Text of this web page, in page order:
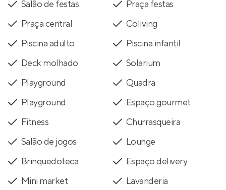
Salão de festas
Praça festas
Praça central
Coliving
Piscina adulto
Piscina infantil
Deck molhado
Solarium
Playground
Quadra
Playground
Espaço gourmet
Fitness
Churrasqueira
Salão de jogos
Lounge
Brinquedoteca
Espaço delivery
Mini market
Lavanderia